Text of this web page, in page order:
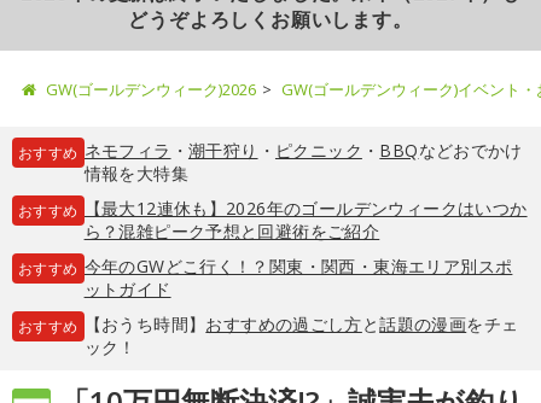
どうぞよろしくお願いします。
GW(ゴールデンウィーク)2026 GW(ゴールデンウィーク)イベント
おすすめ ネモフィラ ・ 潮干狩り ・ ピクニック ・ BBQなどおでかけ
情報を大特集
おすすめ
【最大12連休も】2026年のゴールデンウィークはいつか
ら？混雑ピーク予想と回避術をご紹介
おすすめ 今年のGWどこ行く！？関東・関西・東海エリア別スポ
ットガイド
おすすめ 【おうち時間】 おすすめの過ごし方と話題の漫画をチェ
ック！